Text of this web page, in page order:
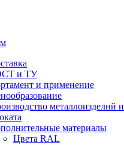
и ТУ
и применение
металлоизделий и
материалы
Цвета RAL